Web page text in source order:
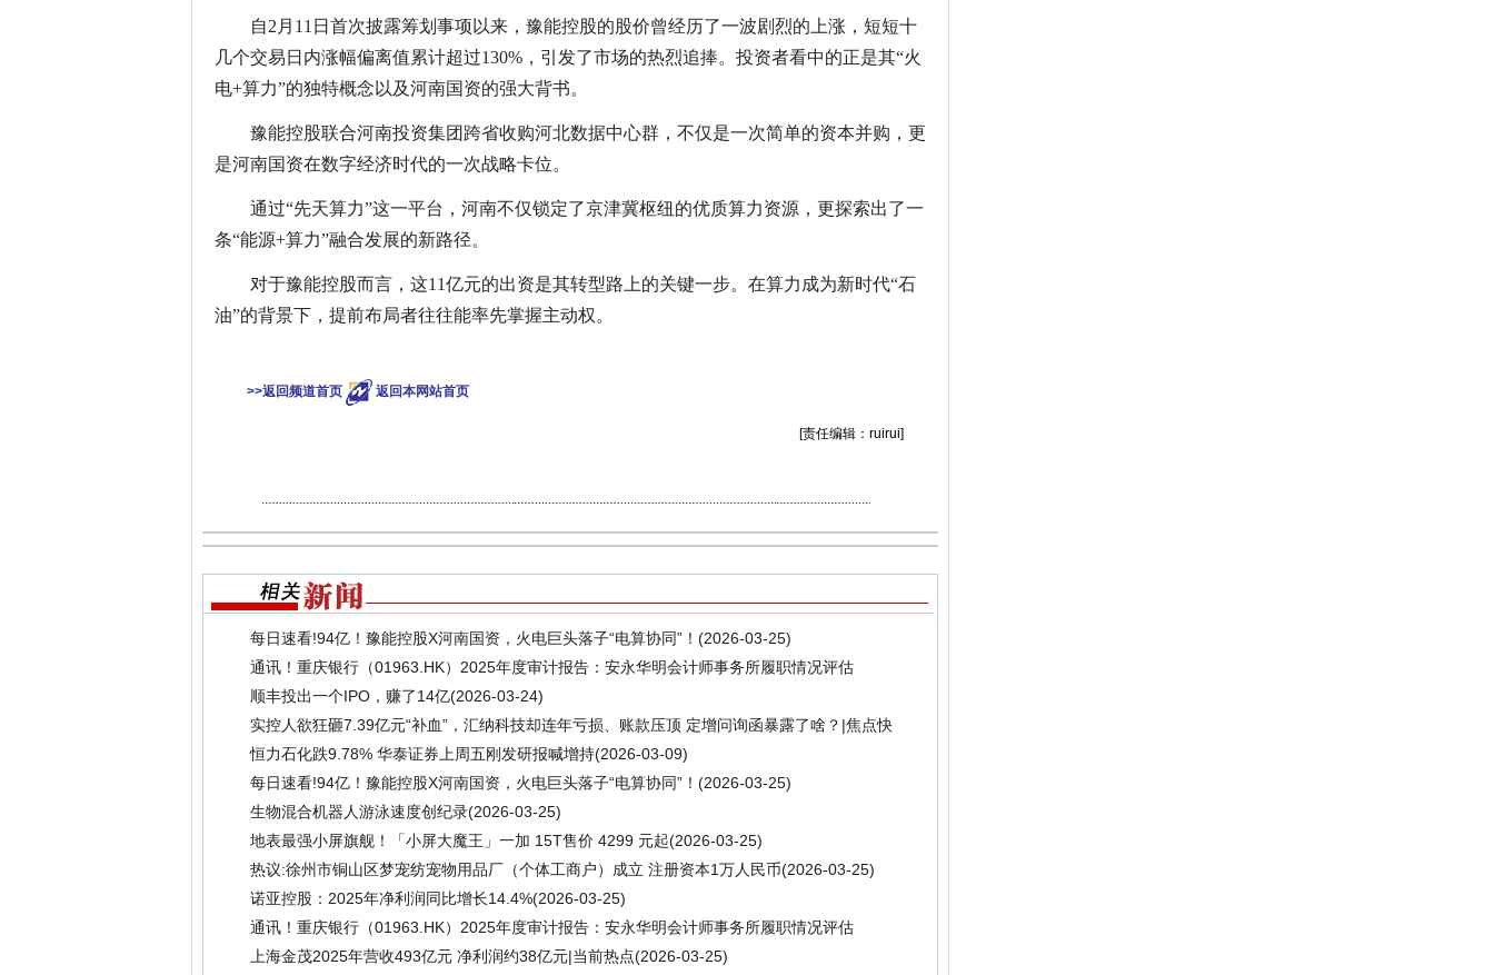
自2月11日首次披露筹划事项以来，豫能控股的股价曾经历了一波剧烈的上涨，短短十
几个交易日内涨幅偏离值累计超过130%，引发了市场的热烈追捧。投资者看中的正是其“火
电+算力”的独特概念以及河南国资的强大背书。
豫能控股联合河南投资集团跨省收购河北数据中心群，不仅是一次简单的资本并购，更
是河南国资在数字经济时代的一次战略卡位。
通过“先天算力”这一平台，河南不仅锁定了京津冀枢纽的优质算力资源，更探索出了一
条“能源+算力”融合发展的新路径。
对于豫能控股而言，这11亿元的出资是其转型路上的关键一步。在算力成为新时代“石
油”的背景下，提前布局者往往能率先掌握主动权。
>>返回频道首页 返回本网站首页
[责任编辑：ruirui]
每日速看!94亿！豫能控股X河南国资，火电巨头落子“电算协同”！ (2026-03-25)
通讯！重庆银行（01963.HK）2025年度审计报告：安永华明会计师事务所履职情况评估
(2026-03-25)
顺丰投出一个IPO，赚了14亿(2026-03-24)
实控人欲狂砸7.39亿元“补血”，汇纳科技却连年亏损、账款压顶 定增问询函暴露了啥？|焦点快
看(2026-03-09)
恒力石化跌9.78% 华泰证券上周五刚发研报喊增持(2026-03-09)
每日速看!94亿！豫能控股X河南国资，火电巨头落子“电算协同”！ (2026-03-25)
生物混合机器人游泳速度创纪录(2026-03-25)
地表最强小屏旗舰！「小屏大魔王」一加 15T售价 4299 元起(2026-03-25)
热议:徐州市铜山区梦宠纺宠物用品厂（个体工商户）成立 注册资本1万人民币(2026-03-25)
诺亚控股：2025年净利润同比增长14.4%(2026-03-25)
通讯！重庆银行（01963.HK）2025年度审计报告：安永华明会计师事务所履职情况评估
(2026-03-25)
上海金茂2025年营收493亿元 净利润约38亿元|当前热点(2026-03-25)